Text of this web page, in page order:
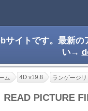
サイトです。最新
い→
ム 4D v19.8 ランゲージ
READ PICTURE